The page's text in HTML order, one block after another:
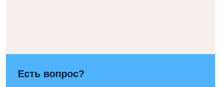
Есть вопрос?